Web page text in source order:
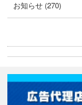
お知らせ (270)